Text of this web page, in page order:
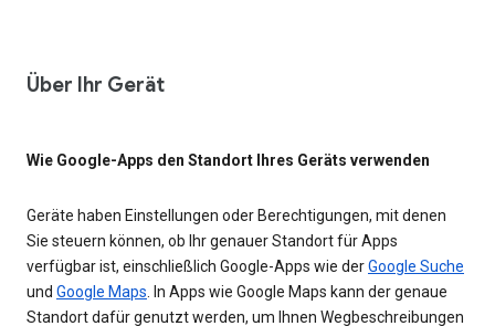
Über Ihr Gerät
Wie Google-Apps den Standort Ihres Geräts verwenden
Geräte haben Einstellungen oder Berechtigungen, mit denen
Sie steuern können, ob Ihr genauer Standort für Apps
verfügbar ist, einschließlich Google-Apps wie derGoogle Suche
und Google Maps. In Apps wie Google Maps kann der genaue
Standort dafür genutzt werden, um Ihnen Wegbeschreibungen